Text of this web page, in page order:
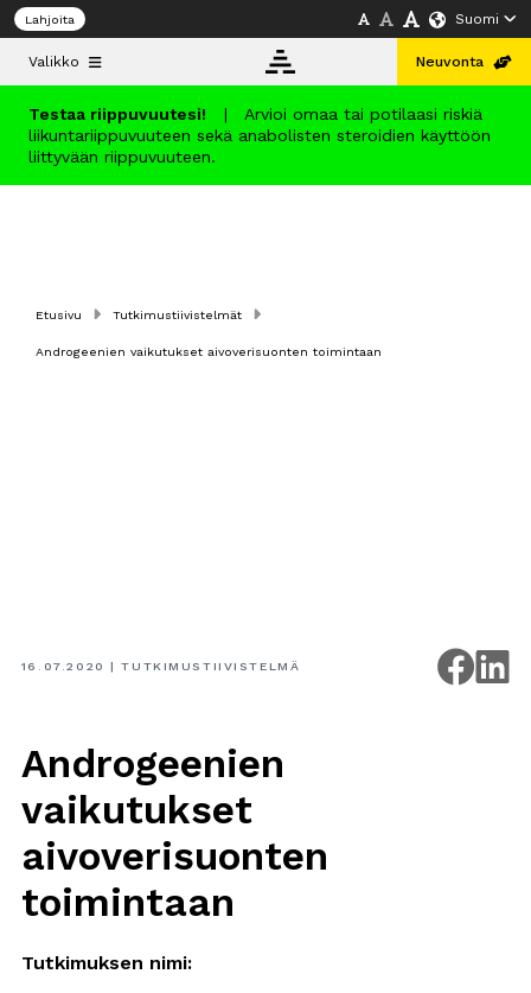
Lahjoita Suomi
Valikko
Tietopankki
Koulutus
Neuvonta
Testaa riippuvuutesi! |
Arvioi omaa tai potilaasi riskiä
liikuntariippuvuuteen sekä anabolisten steroidien käyttöön
liittyvään riippuvuuteen.
Etusivu Tutkimustiivistelmät
Androgeenien vaikutukset aivoverisuonten toimintaan
16.07.2020| TUTKIMUSTIIVISTELMÄ
Androgeenien
vaikutukset
aivoverisuonten
toimintaan
Tutkimuksen nimi: